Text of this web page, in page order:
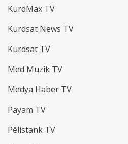
KurdMax TV
Kurdsat News TV
Kurdsat TV
Med Muzîk TV
Medya Haber TV
Payam TV
Pêlistank TV